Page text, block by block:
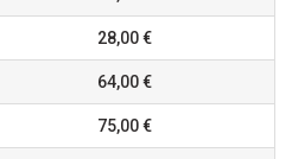
28,00 €
64,00 €
75,00 €